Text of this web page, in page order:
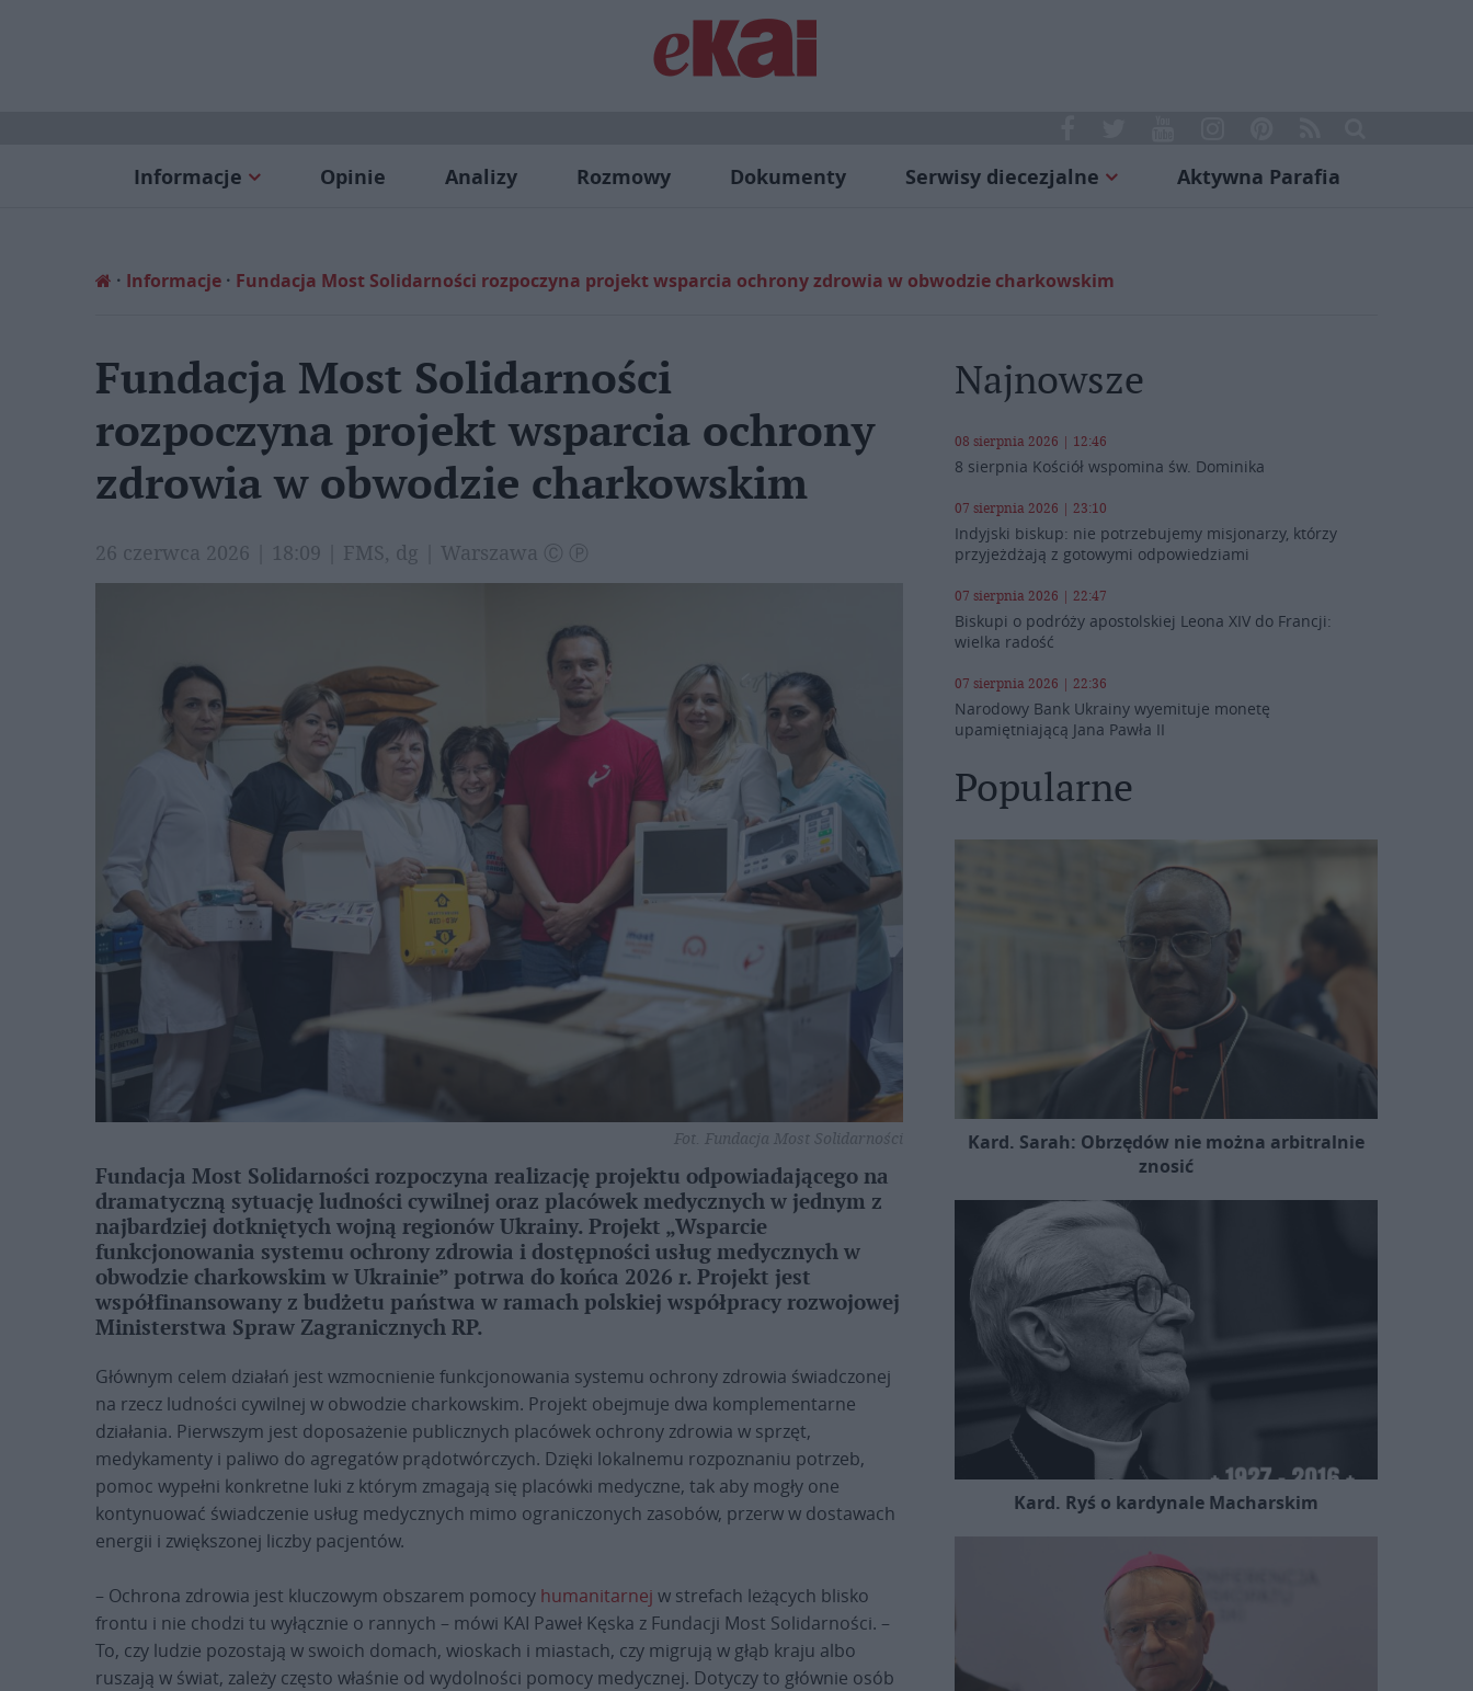
Informacje Opinie Analizy Rozmowy Dokumenty Serwisy diecezjalne Aktywna Parafia
Informacje Fundacja Most Solidarności rozpoczyna projekt wsparcia ochrony zdrowia w obwodzie charkowskim
Fundacja Most Solidarności
rozpoczyna projekt wsparcia ochrony
zdrowia w obwodzie charkowskim
26 czerwca 2026 | 18:09 | FMS, dg | Warszawa Ⓒ Ⓟ
Fot. Fundacja Most Solidarności
Fundacja Most Solidarności rozpoczyna realizację projektu odpowiadającego na
dramatyczną sytuację ludności cywilnej oraz placówek medycznych w jednym z
najbardziej dotkniętych wojną regionów Ukrainy. Projekt „Wsparcie
funkcjonowania systemu ochrony zdrowia i dostępności usług medycznych w
obwodzie charkowskim w Ukrainie” potrwa do końca 2026 r. Projekt jest
współfinansowany z budżetu państwa w ramach polskiej współpracy rozwojowej
Ministerstwa Spraw Zagranicznych RP.
Głównym celem działań jest wzmocnienie funkcjonowania systemu ochrony zdrowia świadczonej
na rzecz ludności cywilnej w obwodzie charkowskim. Projekt obejmuje dwa komplementarne
działania. Pierwszym jest doposażenie publicznych placówek ochrony zdrowia w sprzęt,
medykamenty i paliwo do agregatów prądotwórczych. Dzięki lokalnemu rozpoznaniu potrzeb,
pomoc wypełni konkretne luki z którym zmagają się placówki medyczne, tak aby mogły one
kontynuować świadczenie usług medycznych mimo ograniczonych zasobów, przerw w dostawach
energii i zwiększonej liczby pacjentów.
– Ochrona zdrowia jest kluczowym obszarem pomocy humanitarnej w strefach leżących blisko
frontu i nie chodzi tu wyłącznie o rannych – mówi KAI Paweł Kęska z Fundacji Most Solidarności. –
To, czy ludzie pozostają w swoich domach, wioskach i miastach, czy migrują w głąb kraju albo
ruszają w świat, zależy często właśnie od wydolności pomocy medycznej. Dotyczy to głównie osób
Najnowsze
08 sierpnia 2026 | 12:46
8 sierpnia Kościół wspomina św. Dominika
07 sierpnia 2026 | 23:10
Indyjski biskup: nie potrzebujemy misjonarzy, którzy
przyjeżdżają z gotowymi odpowiedziami
07 sierpnia 2026 | 22:47
Biskupi o podróży apostolskiej Leona XIV do Francji:
wielka radość
07 sierpnia 2026 | 22:36
Narodowy Bank Ukrainy wyemituje monetę
upamiętniającą Jana Pawła II
Popularne
Kard. Sarah: Obrzędów nie można arbitralnie
znosić
Kard. Ryś o kardynale Macharskim